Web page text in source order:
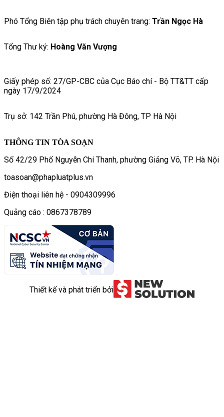
Phó Tổng Biên tập phụ trách chuyên trang: Trần Ngọc Hà
Tổng Thư ký: Hoàng Văn Vượng
Giấy phép số: 27/GP-CBC của Cục Báo chí - Bộ TT&TT cấp
ngày 17/9/2024
Trụ sở: 142 Trần Phú, phường Hà Đông, TP Hà Nội
THÔNG TIN TÒA SOẠN
Số 42/29 Phố Nguyễn Chí Thanh, phường Giảng Võ, TP. Hà Nội
toasoan@phapluatplus.vn
Điện thoại liên hệ - 0904309996
Quảng cáo : 0867378789
Thiết kế và phát triển bởi